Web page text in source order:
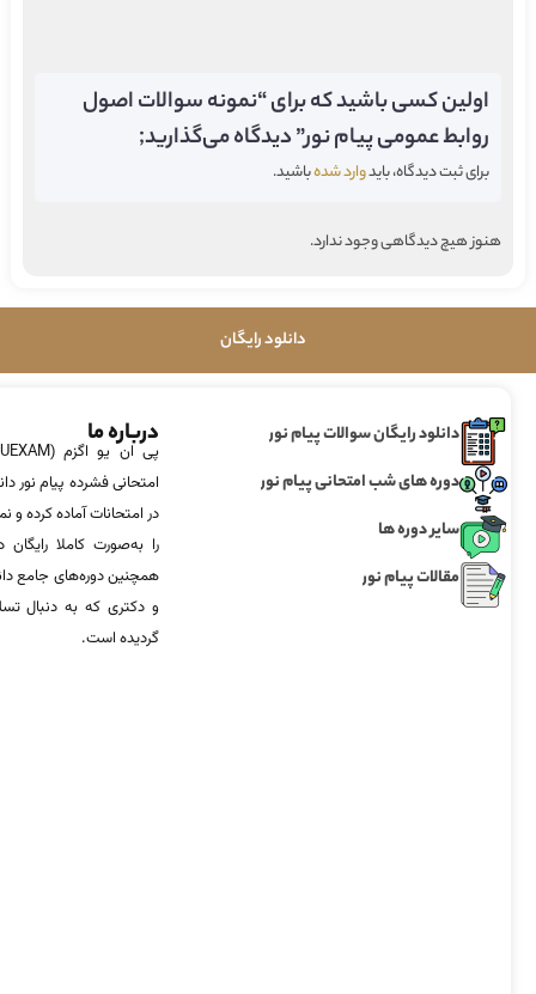
اولین کسی باشید که برای “نمونه سوالات اصول
روابط عمومی پیام نور” دیدگاه می‌گذارید;
برای ثبت دیدگاه، بایدوارد شدهباشید.
هنوز هیچ دیدگاهی وجود ندارد.
دانلود رایگان
دانلود رایگان سوالات پیام نور
دوره های شب امتحانی پیام نور
سایر دوره ها
مقالات پیام نور
درباره ما
امتحانی فشرده پیام نور
در امتحانات آماده‌ کرده
را به‌صورت کاملا
همچنین دوره‌های جامع
و دکتری که به دنبال
گردیده است.